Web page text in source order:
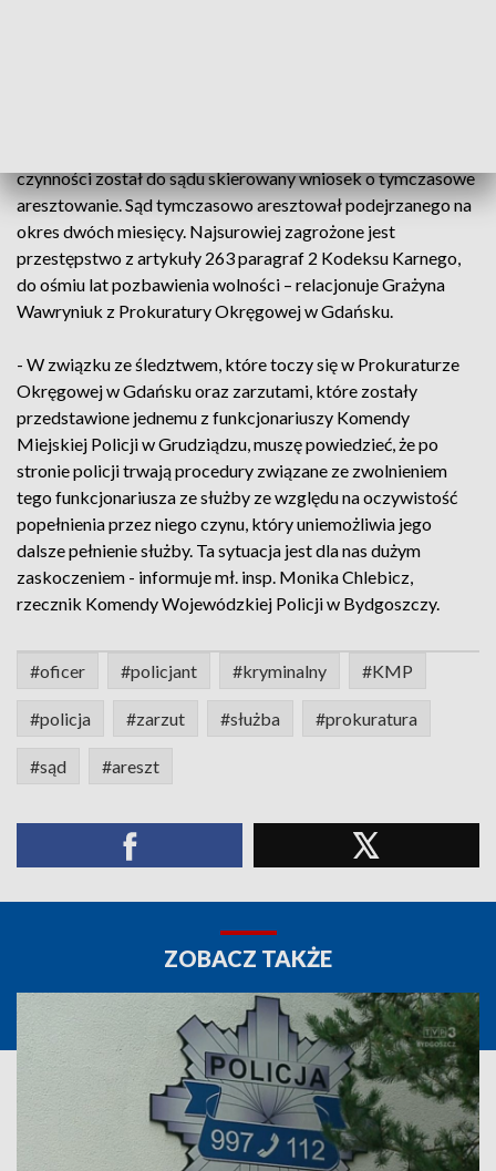
czynności został do sądu skierowany wniosek o tymczasowe
aresztowanie. Sąd tymczasowo aresztował podejrzanego na
okres dwóch miesięcy. Najsurowiej zagrożone jest
przestępstwo z artykuły 263 paragraf 2 Kodeksu Karnego,
do ośmiu lat pozbawienia wolności – relacjonuje Grażyna
Wawryniuk z Prokuratury Okręgowej w Gdańsku.
- W związku ze śledztwem, które toczy się w Prokuraturze
Okręgowej w Gdańsku oraz zarzutami, które zostały
przedstawione jednemu z funkcjonariuszy Komendy
Miejskiej Policji w Grudziądzu, muszę powiedzieć, że po
stronie policji trwają procedury związane ze zwolnieniem
tego funkcjonariusza ze służby ze względu na oczywistość
popełnienia przez niego czynu, który uniemożliwia jego
dalsze pełnienie służby. Ta sytuacja jest dla nas dużym
zaskoczeniem - informuje mł. insp. Monika Chlebicz,
rzecznik Komendy Wojewódzkiej Policji w Bydgoszczy.
#oficer #policjant #kryminalny #KMP
#policja #zarzut #służba #prokuratura
#sąd #areszt
ZOBACZ TAKŻE